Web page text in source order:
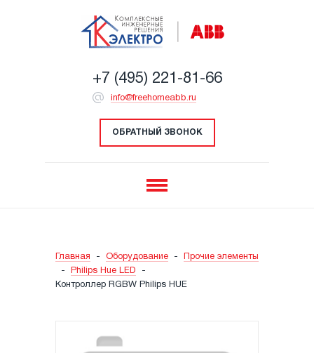
+7 (495) 221-81-66
info@freehomeabb.ru
ОБРАТНЫЙ ЗВОНОК
Главная - Оборудование -
Прочие элементы
-
Philips Hue LED
-
Контроллер RGBW Philips HUE